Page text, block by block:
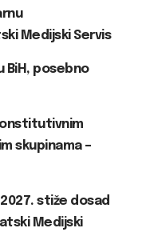
Medijski Servis
BiH, posebno
skupinama –
stiže dosad
Medijski